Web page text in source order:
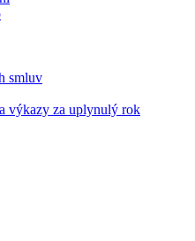
smluv
výkazy za uplynulý rok